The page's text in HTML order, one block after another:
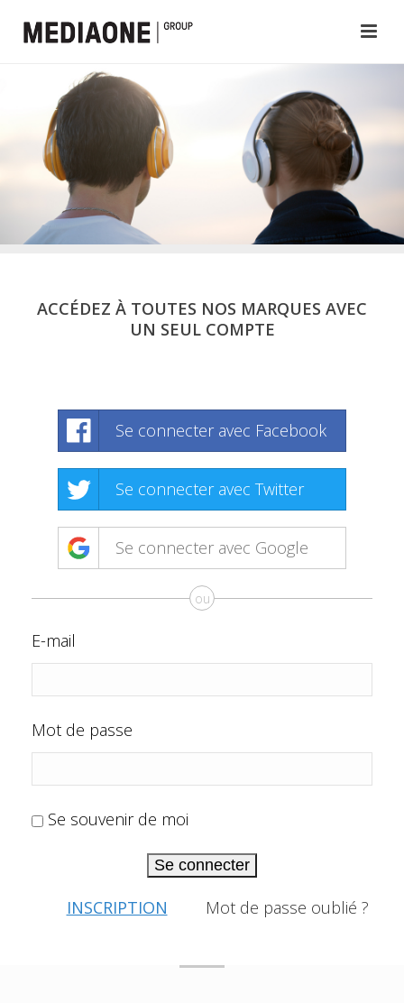
ACCÉDEZ À TOUTES NOS MARQUES AVEC
UN SEUL COMPTE
Se connecter avec Facebook
Se connecter avec Twitter
Se connecter avec Google
ou
E-mail
Mot de passe
Se souvenir de moi
Se connecter
INSCRIPTION Mot de passe oublié ?